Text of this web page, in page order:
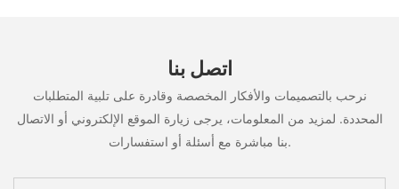
اتصل بنا
نرحب بالتصميمات والأفكار المخصصة وقادرة على تلبية المتطلبات
المحددة. لمزيد من المعلومات، يرجى زيارة الموقع الإلكتروني أو الاتصال
بنا مباشرة مع أسئلة أو استفسارات.